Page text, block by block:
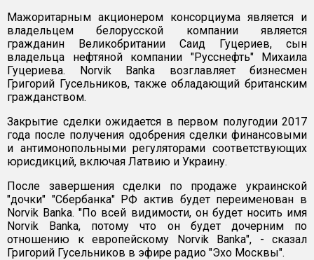
Мажоритарным акционером консорциума является и
владельцем белорусской компании является
гражданин Великобритании Саид Гуцериев, сын
владельца нефтяной компании "Русснефть" Михаила
Гуцериева. Norvik Banka возглавляет бизнесмен
Григорий Гусельников, также обладающий британским
гражданством.
Закрытие сделки ожидается в первом полугодии 2017
года после получения одобрения сделки финансовыми
и антимонопольными регуляторами соответствующих
юрисдикций, включая Латвию и Украину.
После завершения сделки по продаже украинской
"дочки" "Сбербанка" РФ актив будет переименован в
Norvik Bankа. "По всей видимости, он будет носить имя
Norvik Bankа, потому что он будет дочерним по
отношению к европейскому Norvik Bankа", - сказал
Григорий Гусельников в эфире радио "Эхо Москвы".